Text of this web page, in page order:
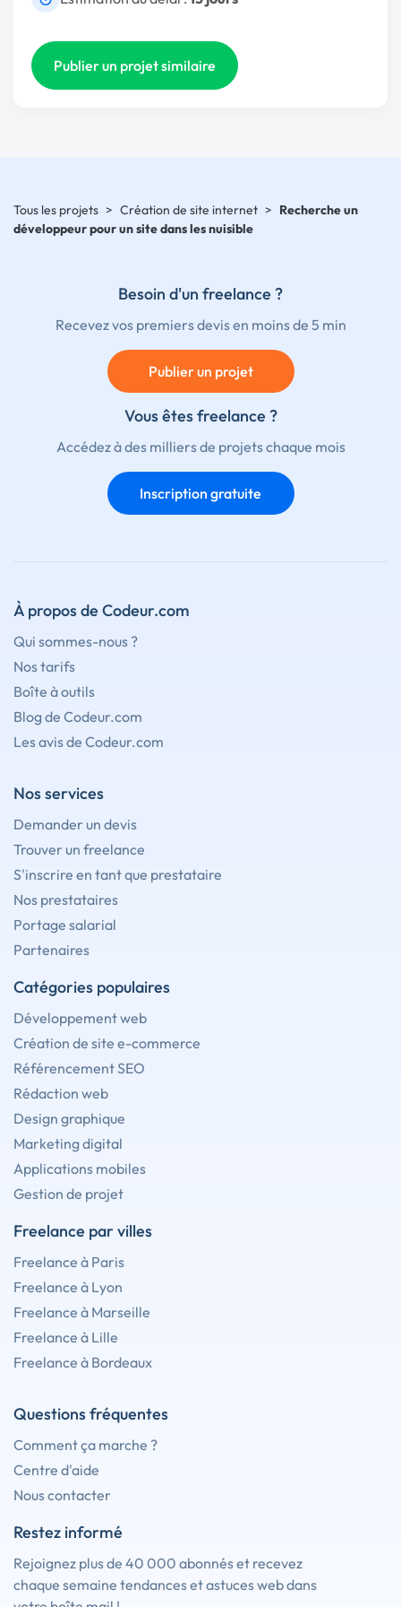
Publier un projet similaire
Tous les projets > Création de site internet > Recherche un
développeur pour un site dans les nuisible
Besoin d'un freelance ?
Recevez vos premiers devis en moins de 5 min
Publier un projet
Vous êtes freelance ?
Accédez à des milliers de projets chaque mois
Inscription gratuite
À propos de Codeur.com
Qui sommes-nous ?
Nos tarifs
Boîte à outils
Blog de Codeur.com
Les avis de Codeur.com
Nos services
Demander un devis
Trouver un freelance
S'inscrire en tant que prestataire
Nos prestataires
Portage salarial
Partenaires
Catégories populaires
Développement web
Création de site e-commerce
Référencement SEO
Rédaction web
Design graphique
Marketing digital
Applications mobiles
Gestion de projet
Freelance par villes
Freelance à Paris
Freelance à Lyon
Freelance à Marseille
Freelance à Lille
Freelance à Bordeaux
Questions fréquentes
Comment ça marche ?
Centre d'aide
Nous contacter
Restez informé
Rejoignez plus de 40 000 abonnés et recevez
chaque semaine tendances et astuces web dans